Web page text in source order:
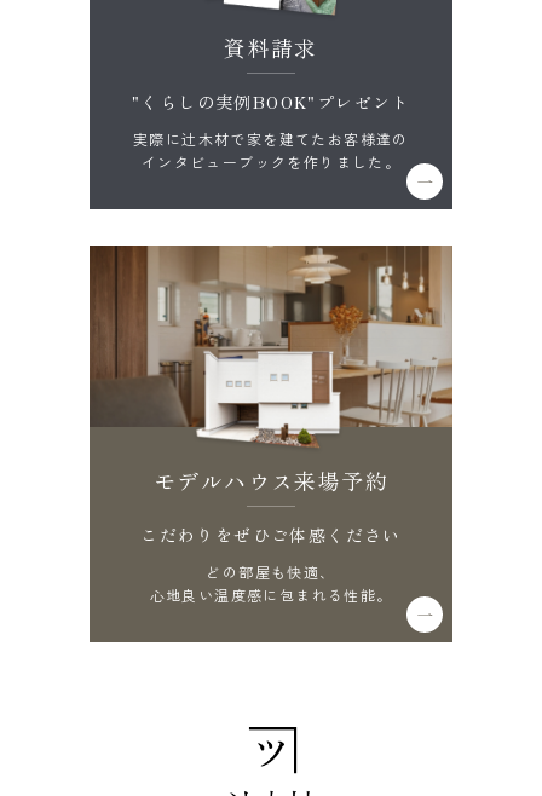
資料請求
"くらしの実例BOOK"プレゼント
実際に辻木材で家を建てたお客様達の
インタビューブックを作りました。
モデルハウス来場予約
こだわりをぜひご体感ください
どの部屋も快適、
心地良い温度感に包まれる性能。